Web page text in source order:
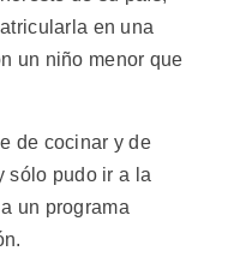
en una
un niño menor que
de cocinar y de
sólo pudo ir a la
un programa